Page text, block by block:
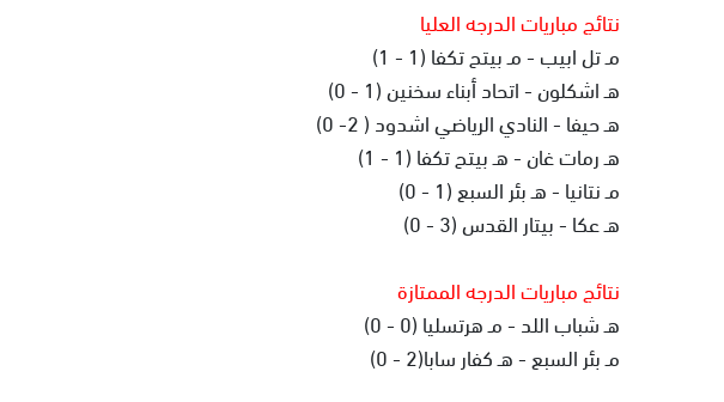
نتائج مباريات الدرجه العليا
مـ تل ابيب - مـ بيتح تكفا (1 - 1)
هـ اشكلون - اتحاد أبناء سخنين (1 - 0)
هـ حيفا - النادي الرياضي اشدود ( 2- 0)
هـ رمات غان - هـ بيتح تكفا (1 - 1)
مـ نتانيا - هـ بئر السبع (1 - 0)
هـ عكا - بيتار القدس (3 - 0)
نتائج مباريات الدرجه الممتازة
هـ شباب اللد - مـ هرتسليا (0 - 0)
مـ بئر السبع - هـ كفار سابا(2 - 0)